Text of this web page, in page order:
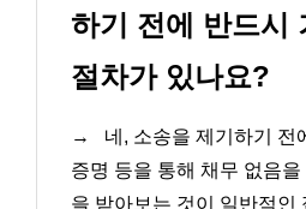
하기 전에 반드시
절차가 있나요?
→
네, 소송을 제기하기 전
증명 등을 통해 채무 없음
을 받아보는 것이 일반적인